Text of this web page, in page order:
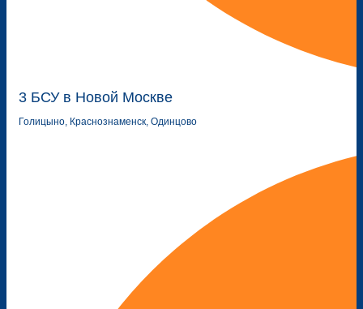
3 БСУ в Новой Москве
Голицыно, Краснознаменск, Одинцово